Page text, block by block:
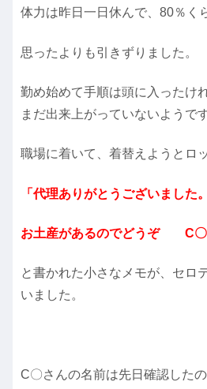
体力は昨日一日休んで、80％く
思ったよりも引きずりました。
勤め始めて手順は頭に入ったけ
まだ出来上がっていないようです
職場に着いて、着替えようとロ
「代理ありがとうございました。
お土産があるのでどうぞ C〇
と書かれた小さなメモが、セロ
いました。
C〇さんの名前は先日確認した